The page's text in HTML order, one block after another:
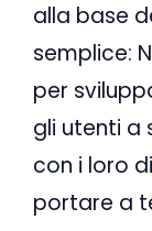
alla base
semplice:
per
gli utenti a
con i loro
portare a